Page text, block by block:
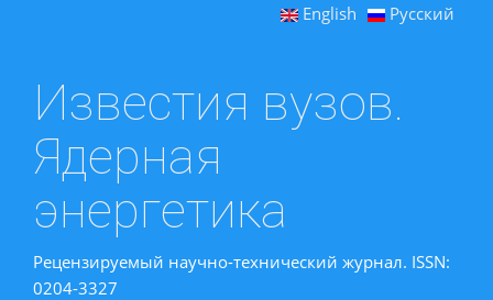
English Русский
Известия вузов.
Ядерная
энергетика
Рецензируемый научно-технический журнал. ISSN:
0204-3327